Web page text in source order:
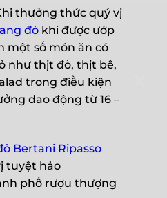
thưởng thức quý vị
đỏ khi được ướp
một số món ăn có
như thịt đỏ, thịt bê,
trong điều kiện
dao động từ 16 –
Bertani Ripasso
tuyệt hảo
phố rượu thượng